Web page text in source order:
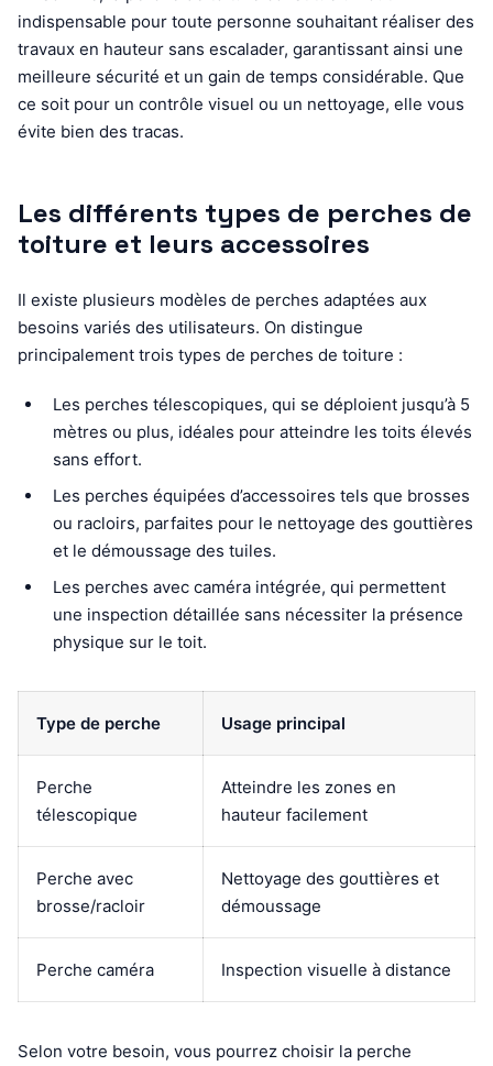
indispensable pour toute personne souhaitant réaliser des
travaux en hauteur sans escalader, garantissant ainsi une
meilleure sécurité et un gain de temps considérable. Que
ce soit pour un contrôle visuel ou un nettoyage, elle vous
évite bien des tracas.
Les différents types de perches de
toiture et leurs accessoires
Il existe plusieurs modèles de perches adaptées aux
besoins variés des utilisateurs. On distingue
principalement trois types de perches de toiture :
Les perches télescopiques, qui se déploient jusqu’à 5
mètres ou plus, idéales pour atteindre les toits élevés
sans effort.
Les perches équipées d’accessoires tels que brosses
ou racloirs, parfaites pour le nettoyage des gouttières
et le démoussage des tuiles.
Les perches avec caméra intégrée, qui permettent
une inspection détaillée sans nécessiter la présence
physique sur le toit.
Type de perche Usage principal
Perche
télescopique
Atteindre les zones en
hauteur facilement
Perche avec
brosse/racloir
Nettoyage des gouttières et
démoussage
Perche caméra Inspection visuelle à distance
Selon votre besoin, vous pourrez choisir la perche